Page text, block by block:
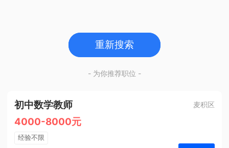
重新搜索
- 为你推荐职位 -
初中数学教师 麦积区
4000-8000元
经验不限